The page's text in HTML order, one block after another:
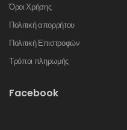
Όροι Χρήσης
Πολιτική απορρήτου
Πολιτική Επιστροφών
Τρόποι πληρωμής
Facebook